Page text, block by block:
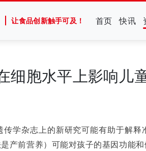
让食品创新触手可及！ 首页 快讯
细胞水平上影响儿
传学杂志上的新研究可能有助于解
产前营养）可能对孩子的基因功能和